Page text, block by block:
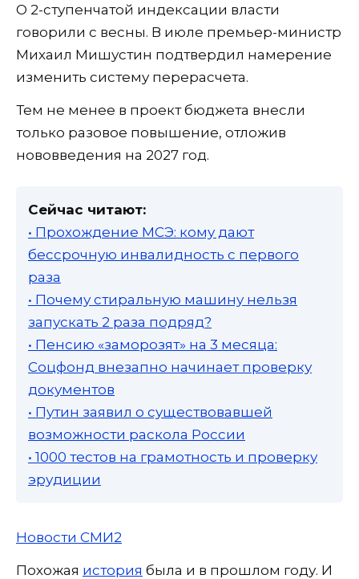
О 2-ступенчатой индексации власти
говорили с весны. В июле премьер-министр
Михаил Мишустин подтвердил намерение
изменить систему перерасчета.
Тем не менее в проект бюджета внесли
только разовое повышение, отложив
нововведения на 2027 год.
Сейчас читают:
• Прохождение МСЭ: кому дают
бессрочную инвалидность с первого
раза
• Почему стиральную машину нельзя
запускать 2 раза подряд?
• Пенсию «заморозят» на 3 месяца:
Соцфонд внезапно начинает проверку
документов
• Путин заявил о существовавшей
возможности раскола России
• 1000 тестов на грамотность и проверку
эрудиции
Новости СМИ2
Похожая история была и в прошлом году. И